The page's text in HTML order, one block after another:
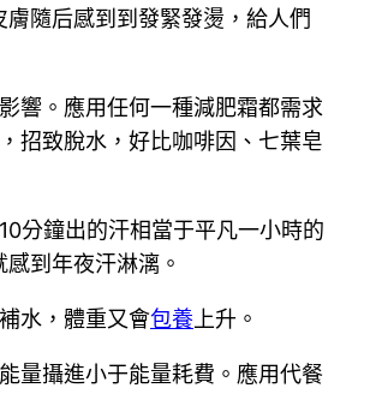
隨后感到到發緊發燙，給人們
響。應用任何一種減肥霜都需求
招致脫水，好比咖啡因、七葉皂
分鐘出的汗相當于平凡一小時的
到年夜汗淋漓。
水，體重又會包養上升。
量攝進小于能量耗費。應用代餐